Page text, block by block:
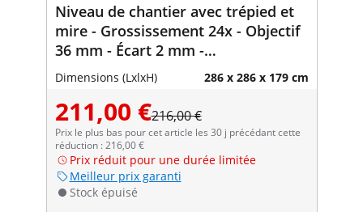
Niveau de chantier avec trépied et
mire - Grossissement 24x - Objectif
36 mm - Écart 2 mm -
Compensateur à amortissement
pneumatique
Dimensions (LxlxH) 286 x 286 x 179 cm
211,00 €216,00 €
Prix le plus bas pour cet article les 30 j précédant cette
réduction : 216,00 €
Prix réduit pour une durée limitée
Meilleur prix garanti
Stock épuisé